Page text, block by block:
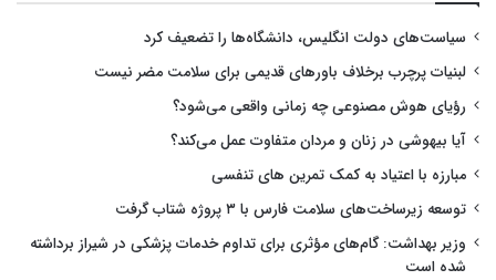
سیاست‌های دولت انگلیس، دانشگاه‌ها را تضعیف کرد
لبنیات پرچرب برخلاف باورهای قدیمی برای سلامت مضر نیست
رؤیای هوش مصنوعی چه زمانی واقعی می‌شود؟
آیا بیهوشی در زنان و مردان متفاوت عمل می‌کند؟
مبارزه با اعتیاد به کمک تمرین های تنفسی
توسعه زیرساخت‌های سلامت فارس با ۳ پروژه شتاب گرفت
وزیر بهداشت: گام‌های مؤثری برای تداوم خدمات پزشکی در شیراز برداشته
شده است